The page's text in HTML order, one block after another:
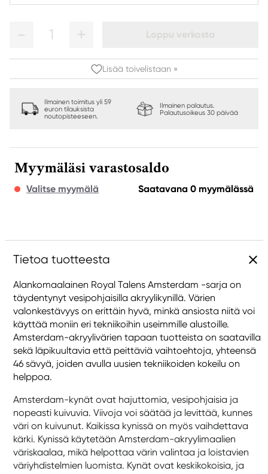
1 Loppu verkosta
Lisää toivelistaan »
Ilmainen toimitus yli 59
euron tilauksista
noutopisteeseen.
Ilmainen palautus.
Palautusoikeus 30 päivää
Myymäläsi varastosaldo
Valitse myymälä Saatavana 0 myymälässä
Tietoa tuotteesta
Alankomaalainen Royal Talens Amsterdam -sarja on
täydentynyt vesipohjaisilla akryylikynillä. Värien
valonkestävyys on erittäin hyvä, minkä ansiosta niitä voi
käyttää moniin eri tekniikoihin useimmille alustoille.
Amsterdam-akryylivärien tapaan tuotteista on saatavilla
sekä läpikuultavia että peittäviä vaihtoehtoja, yhteensä
46 sävyä, joiden avulla uusien tekniikoiden kokeilu on
helppoa.
Amsterdam-kynät ovat hajuttomia, vesipohjaisia ja
nopeasti kuivuvia. Viivoja voi säätää ja levittää, kunnes
väri on kuivunut. Kaikissa kynissä on myös vaihdettava
kärki. Kynissä käytetään Amsterdam-akryylimaalien
väriskaalaa, mikä helpottaa värin valintaa ja loistavien
väriyhdistelmien luomista. Kynät ovat keskikokoisia, ja